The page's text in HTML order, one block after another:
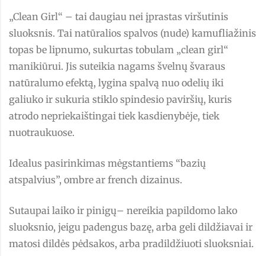
„Clean Girl“ – tai daugiau nei įprastas viršutinis
sluoksnis. Tai natūralios spalvos (nude) kamufliažinis
topas be lipnumo, sukurtas tobulam „clean girl“
manikiūrui. Jis suteikia nagams švelnų švaraus
natūralumo efektą, lygina spalvą nuo odelių iki
galiuko ir sukuria stiklo spindesio paviršių, kuris
atrodo nepriekaištingai tiek kasdienybėje, tiek
nuotraukuose.
Idealus pasirinkimas mėgstantiems “bazių
atspalvius”, ombre ar french dizainus.
Sutaupai laiko ir pinigų– nereikia papildomo lako
sluoksnio, jeigu padengus bazę, arba geli dildžiavai ir
matosi dildės pėdsakos, arba pradildžiuoti sluoksniai.